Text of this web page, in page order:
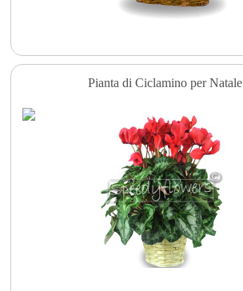
Pianta di Ciclamino per Natale